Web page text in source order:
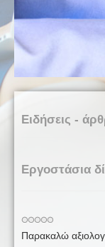
Ειδήσεις -
Εργοστάσια
Παρακαλώ